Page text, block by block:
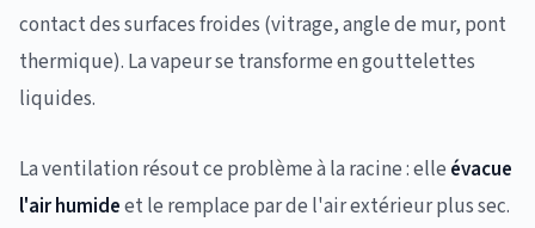
contact des surfaces froides (vitrage, angle de mur, pont
thermique). La vapeur se transforme en gouttelettes
liquides.
La ventilation résout ce problème à la racine : elle évacue
l'air humideet le remplace par de l'air extérieur plus sec.